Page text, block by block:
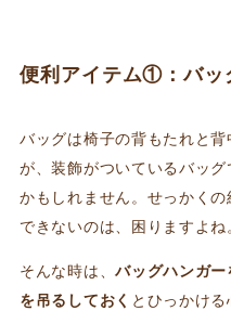
便利アイテム①：バッ
バッグは椅子の背もたれと
が、装飾がついているバッ
かもしれません。せっかく
できないのは、困りますよね
そんな時は、バッグハンガ
を吊るしておく とひっかけ